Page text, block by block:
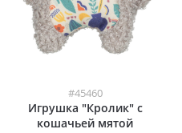
#45460
Игрушка "Кролик" с
кошачьей мятой